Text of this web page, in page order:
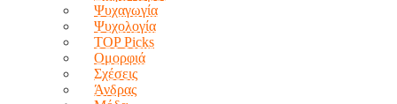
Ψυχαγωγία
Ψυχολογία
TOP Picks
Ομορφιά
Σχέσεις
Άνδρας